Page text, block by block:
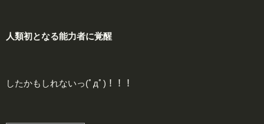
人類初となる能力者に覚醒
したかもしれないっ(ﾟдﾟ)！！！